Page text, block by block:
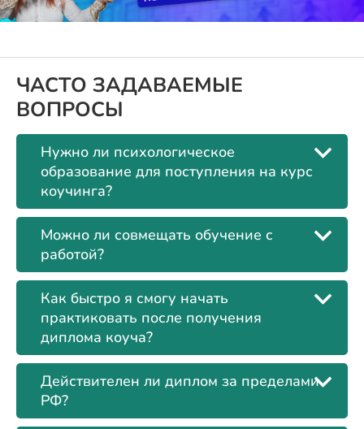
ЧАСТО ЗАДАВАЕМЫЕ
ВОПРОСЫ
Нужно ли психологическое
образование для поступления на курс
коучинга?
Можно ли совмещать обучение с
работой?
Как быстро я смогу начать
практиковать после получения
диплома коуча?
Действителен ли диплом за пределами
РФ?